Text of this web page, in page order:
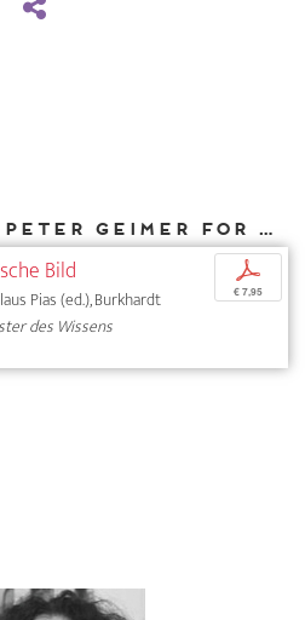
Other texts by Peter Geimer for DIAPHANES
Bild
Pias (ed.), Burkhardt
des Wissens
p
€ 7,95